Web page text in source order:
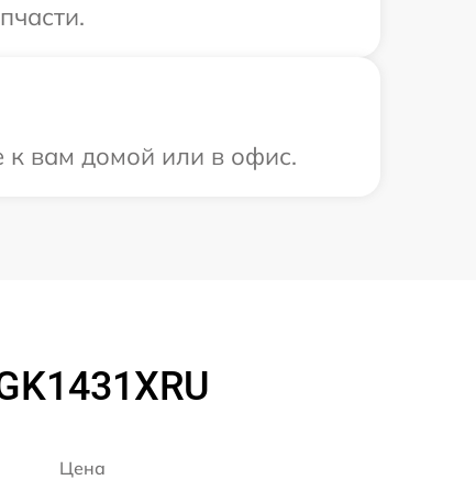
к вам домой или в офис.
Цена